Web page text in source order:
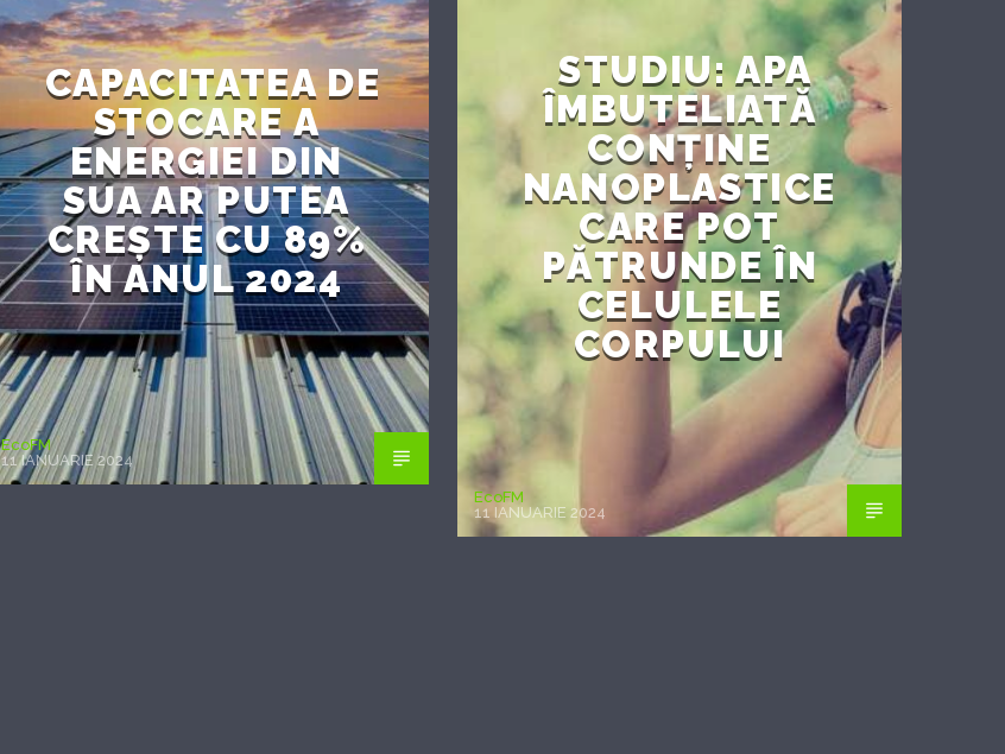
CAPACITATEA DE
STOCARE A
ENERGIEI DIN
SUA AR PUTEA
CREȘTE CU 89%
ÎN ANUL 2024
EcoFM
11 IANUARIE 2024
STUDIU: APA
ÎMBUTELIATĂ
CONȚINE
NANOPLASTICE
CARE POT
PĂTRUNDE ÎN
CELULELE
CORPULUI
EcoFM
11 IANUARIE 2024